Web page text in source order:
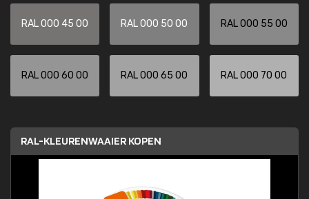
RAL 000 45 00 RAL 000 50 00 RAL 000 55 00
RAL 000 60 00 RAL 000 65 00 RAL 000 70 00
RAL-KLEURENWAAIER KOPEN